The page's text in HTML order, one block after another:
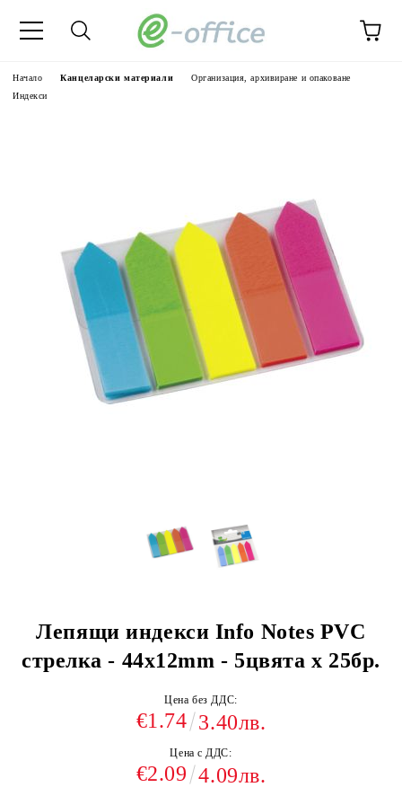
Начало Канцеларски материали
Организация, архивиране и опаковане
Индекси
Лепящи индекси Info Notes PVC
стрелка - 44х12mm - 5цвята x 25бр.
Цена без ДДС:
€1.74 3.40лв.
Цена с ДДС:
€2.09 4.09лв.